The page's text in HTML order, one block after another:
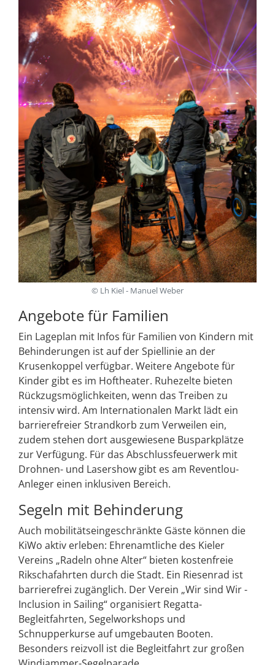
Angebote für Familien
Ein Lageplan mit Infos für Familien von Kindern mit
Behinderungen ist auf der Spiellinie an der
Krusenkoppel verfügbar. Weitere Angebote für
Kinder gibt es im Hoftheater. Ruhezelte bieten
Rückzugsmöglichkeiten, wenn das Treiben zu
intensiv wird. Am Internationalen Markt lädt ein
barrierefreier Strandkorb zum Verweilen ein,
zudem stehen dort ausgewiesene Busparkplätze
zur Verfügung. Für das Abschlussfeuerwerk mit
Drohnen- und Lasershow gibt es am Reventlou-
Anleger einen inklusiven Bereich.
Segeln mit Behinderung
Auch mobilitätseingeschränkte Gäste können die
KiWo aktiv erleben: Ehrenamtliche des Kieler
Vereins „Radeln ohne Alter“ bieten kostenfreie
Rikschafahrten durch die Stadt. Ein Riesenrad ist
barrierefrei zugänglich. Der Verein „Wir sind Wir -
Inclusion in Sailing“ organisiert Regatta-
Begleitfahrten, Segelworkshops und
Schnupperkurse auf umgebauten Booten.
Besonders reizvoll ist die Begleitfahrt zur großen
© Lh Kiel - Manuel Weber